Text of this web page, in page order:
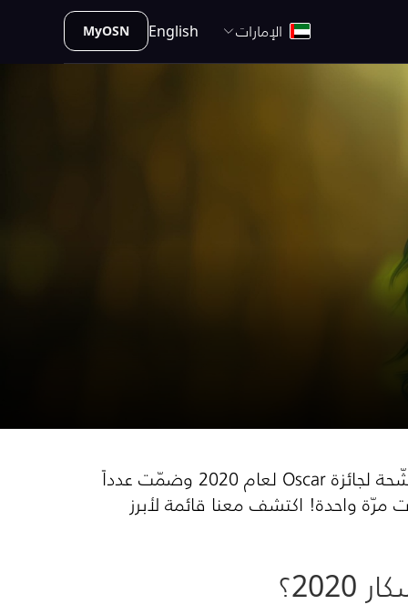
الإمارات English
MyOSN
Oscar لعام 2020 وضمّت عدداً
وأثارت جدلاً واسعاً حول بعض منها الذي ترشّح لأكثر من 10 فئات مرّة واحدة! اكتشف معنا قائمة لأبرز